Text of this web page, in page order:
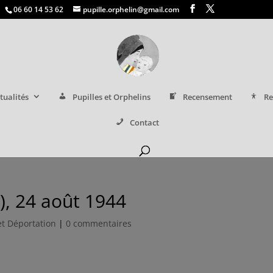
06 60 14 53 62 pupille.orphelin@gmail.com
Pupilles et Orphelins Recensement
Contact
24 août 1944
Déportation | 0 commentaires